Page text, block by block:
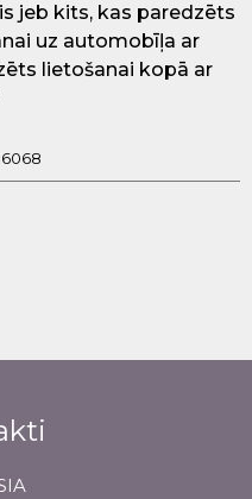
jeb kits, kas paredzēts
uz automobīļa ar
lietošanai kopā ar